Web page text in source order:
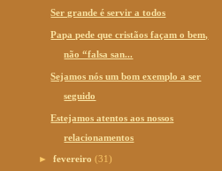
Ser grande é servir a todos
Papa pede que cristãos façam o bem,
não “falsa san...
Sejamos nós um bom exemplo a ser
seguido
Estejamos atentos aos nossos
relacionamentos
►fevereiro(31)